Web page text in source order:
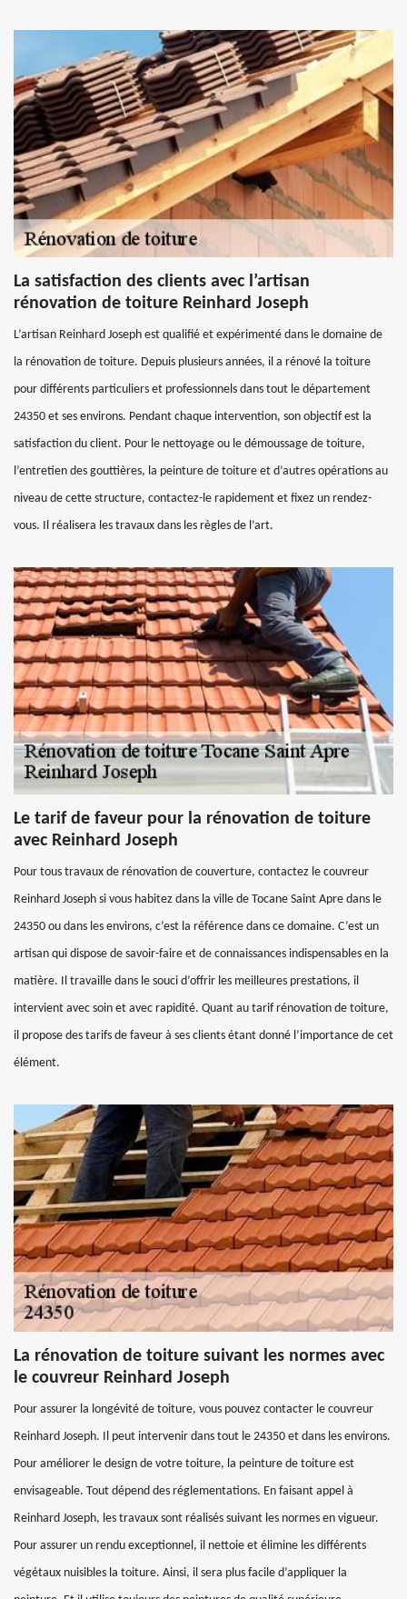
La satisfaction des clients avec l’artisan
rénovation de toiture Reinhard Joseph
L’artisan Reinhard Joseph est qualifié et expérimenté dans le domaine de
la rénovation de toiture. Depuis plusieurs années, il a rénové la toiture
pour différents particuliers et professionnels dans tout le département
24350 et ses environs. Pendant chaque intervention, son objectif est la
satisfaction du client. Pour le nettoyage ou le démoussage de toiture,
l’entretien des gouttières, la peinture de toiture et d’autres opérations au
niveau de cette structure, contactez-le rapidement et fixez un rendez-
vous. Il réalisera les travaux dans les règles de l’art.
Le tarif de faveur pour la rénovation de toiture
avec Reinhard Joseph
Pour tous travaux de rénovation de couverture, contactez le couvreur
Reinhard Joseph si vous habitez dans la ville de Tocane Saint Apre dans le
24350 ou dans les environs, c’est la référence dans ce domaine. C’est un
artisan qui dispose de savoir-faire et de connaissances indispensables en la
matière. Il travaille dans le souci d’offrir les meilleures prestations, il
intervient avec soin et avec rapidité. Quant au tarif rénovation de toiture,
il propose des tarifs de faveur à ses clients étant donné l’importance de cet
élément.
La rénovation de toiture suivant les normes avec
le couvreur Reinhard Joseph
Pour assurer la longévité de toiture, vous pouvez contacter le couvreur
Reinhard Joseph. Il peut intervenir dans tout le 24350 et dans les environs.
Pour améliorer le design de votre toiture, la peinture de toiture est
envisageable. Tout dépend des réglementations. En faisant appel à
Reinhard Joseph, les travaux sont réalisés suivant les normes en vigueur.
Pour assurer un rendu exceptionnel, il nettoie et élimine les différents
végétaux nuisibles la toiture. Ainsi, il sera plus facile d’appliquer la